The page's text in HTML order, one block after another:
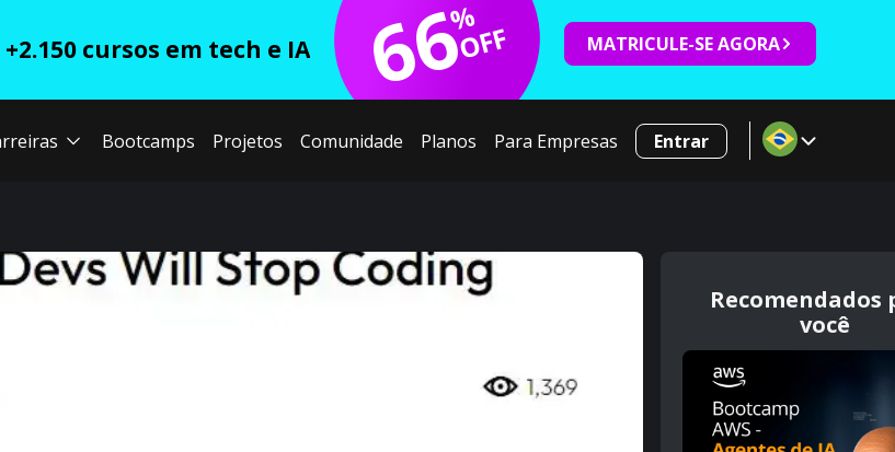
cursos em tech e IA 66
%
OFF MATRICULE-SE AGORA
Bootcamps Projetos Comunidade Planos Para Empresas Entrar
Recomendados
você